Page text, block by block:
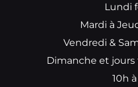
Lundi
Mardi à
Vendredi &
Dimanche et jours
10h